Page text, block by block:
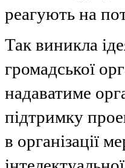
реагують на
Так виникла
громадської
надаватиме
підтримку
в організації